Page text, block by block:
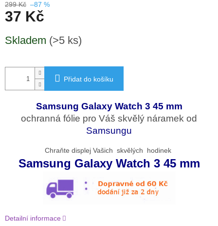
299 Kč –87 %
37 Kč
cena:
Skladem (>5 ks)
Přidat do košíku
Samsung Galaxy Watch 3 45 mm
ochranná fólie pro Váš skvělý náramek od
Samsungu
Chraňte displej Vašich skvělých hodinek
Samsung Galaxy Watch 3 45 mm
Detailní informace